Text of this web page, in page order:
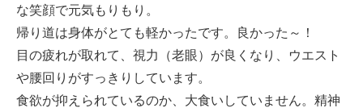
な笑顔で元気もりもり。
帰り道は身体がとても軽かったです。良かった～！
目の疲れが取れて、視力（老眼）が良くなり、ウエスト
や腰回りがすっきりしています。
食欲が抑えられているのか、大食いしていません。精神